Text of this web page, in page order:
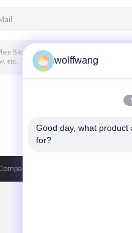
Limited. All Rights Reserved.
wolffwang
Good day, what product
for?